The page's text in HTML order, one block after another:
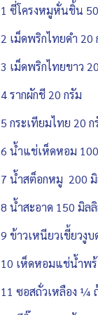
1 ซี่โครงหมูหั่นชิ้น
2 เม็ดพริกไทยดำ 20
3 เม็ดพริกไทยขาว
4 รากผักชี 20 กรัม
5 กระเทียมไทย 20 ก
6 น้ำแช่เห็ดหอม
7 น้ำสต็อกหมู 200
8 น้ำสะอาด 150 มิล
9 ข้าวเหนียวเขี้ยวงูบ
10 เห็ดหอมแช่น้ำพ
11 ซอสถั่วเหลือง ¼